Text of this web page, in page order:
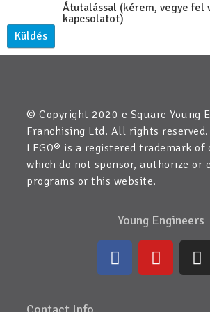
Átutalással (kérem, vegye fel
kapcsolatot)
© Copyright 2020 e Square Young
Franchising Ltd. All rights reserved.
LEGO® is a registered trademark of
which do not sponsor, authorize or
programs or this website.
Young Engineers